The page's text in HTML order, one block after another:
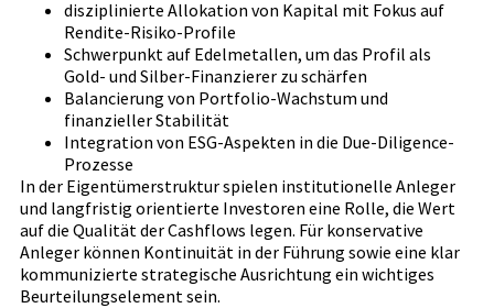
disziplinierte Allokation von Kapital mit Fokus auf
Rendite-Risiko-Profile
Schwerpunkt auf Edelmetallen, um das Profil als
Gold- und Silber-Finanzierer zu schärfen
Balancierung von Portfolio-Wachstum und
finanzieller Stabilität
Integration von ESG-Aspekten in die Due-Diligence-
Prozesse
In der Eigentümerstruktur spielen institutionelle Anleger
und langfristig orientierte Investoren eine Rolle, die Wert
auf die Qualität der Cashflows legen. Für konservative
Anleger können Kontinuität in der Führung sowie eine klar
kommunizierte strategische Ausrichtung ein wichtiges
Beurteilungselement sein.